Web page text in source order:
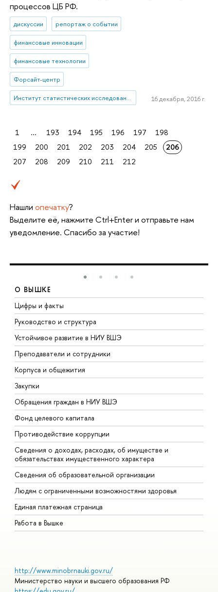
процессов ЦБ РФ.
дискуссии репортаж о событии
финансовые инновации
финансовые технологии
Форсайт-центр
16 декабря, 2016 г.
1 ... 193 194 195 196 197
198
199
200 201 202 203 204 205
206
207
208 209 210 211 212
Нашли опечатку?
Выделите её, нажмите Ctrl+Enter и отправьте нам
уведомление. Спасибо за участие!
О ВЫШКЕ
Цифры и факты
Руководство и структура
Устойчивое развитие в НИУ ВШЭ
Преподаватели и сотрудники
Корпуса и общежития
Закупки
Обращения граждан в НИУ ВШЭ
Фонд целевого капитала
Противодействие коррупции
Сведения о доходах, расходах, об имуществе и
обязательствах имущественного характера
Сведения об образовательной организации
Людям с ограниченными возможностями здоровья
Единая платежная страница
Работа в Вышке
http://www.minobrnauki.gov.ru/
Министерство науки и высшего образования РФ